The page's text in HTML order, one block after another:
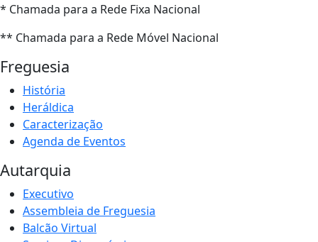
* Chamada para a Rede Fixa Nacional
** Chamada para a Rede Móvel Nacional
Freguesia
História
Heráldica
Caracterização
Agenda de Eventos
Autarquia
Executivo
Assembleia de Freguesia
Balcão Virtual